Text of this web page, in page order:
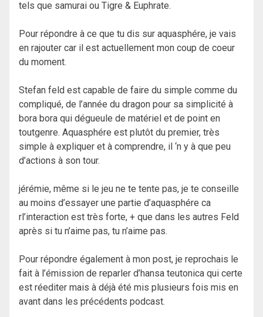
tels que samurai ou Tigre & Euphrate.
Pour répondre à ce que tu dis sur aquasphére, je vais
en rajouter car il est actuellement mon coup de coeur
du moment.
Stefan feld est capable de faire du simple comme du
compliqué, de l’année du dragon pour sa simplicité à
bora bora qui dégueule de matériel et de point en
toutgenre. Aquasphére est plutôt du premier, très
simple à expliquer et à comprendre, il ‘n y à que peu
d’actions à son tour.
jérémie, même si le jeu ne te tente pas, je te conseille
au moins d’essayer une partie d’aquasphére ca
rl’interaction est très forte, + que dans les autres Feld
après si tu n’aime pas, tu n’aime pas.
Pour répondre également à mon post, je reprochais le
fait à l’émission de reparler d’hansa teutonica qui certe
est réediter mais à déjà été mis plusieurs fois mis en
avant dans les précédents podcast.